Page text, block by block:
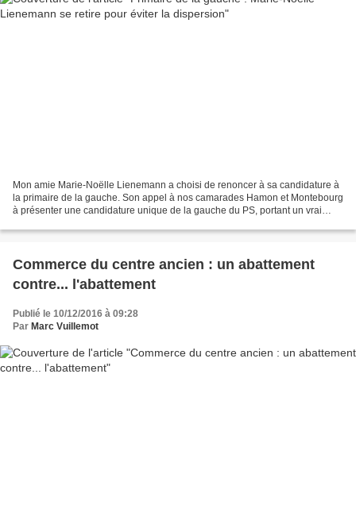
Mon amie Marie-Noëlle Lienemann a choisi de renoncer à sa candidature à
la primaire de la gauche. Son appel à nos camarades Hamon et Montebourg
à présenter une candidature unique de la gauche du PS, portant un vrai
Commerce du centre ancien : un abattement
contre... l'abattement
Publié le 10/12/2016 à 09:28
Par Marc Vuillemot